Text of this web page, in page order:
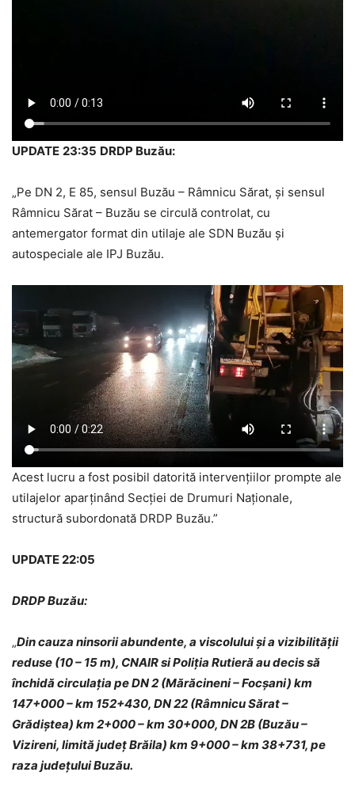
UPDATE 23:35 DRDP Buzău:
„Pe DN 2, E 85, sensul Buzău – Râmnicu Sărat, și sensul
Râmnicu Sărat – Buzău se circulă controlat, cu
antemergator format din utilaje ale SDN Buzău și
autospeciale ale IPJ Buzău.
Acest lucru a fost posibil datorită intervențiilor prompte ale
utilajelor aparținând Secției de Drumuri Naționale,
structură subordonată DRDP Buzău.”
UPDATE 22:05
DRDP Buzău:
„Din cauza ninsorii abundente, a viscolului și a vizibilității
reduse (10 – 15 m), CNAIR si Poliția Rutieră au decis să
închidă circulația pe DN 2 (Mărăcineni – Focșani) km
147+000 – km 152+430, DN 22 (Râmnicu Sărat –
Grădiștea) km 2+000 – km 30+000, DN 2B (Buzău –
Vizireni, limită județ Brăila) km 9+000 – km 38+731, pe
raza județului Buzău.